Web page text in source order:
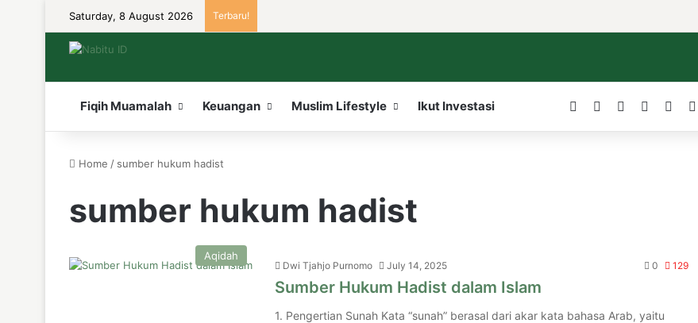
Saturday, 8 August 2026 Terbaru!
Fiqih Muamalah Keuangan Muslim Lifestyle Ikut Investasi Facebook LinkedInYouTube
Home / sumber hukum hadist
sumber hukum hadist
Aqidah
Dwi Tjahjo Purnomo July 14, 2025 0 129
Sumber Hukum Hadist dalam Islam
1. Pengertian Sunah Kata “sunah” berasal dari akar kata bahasa Arab, yaitu